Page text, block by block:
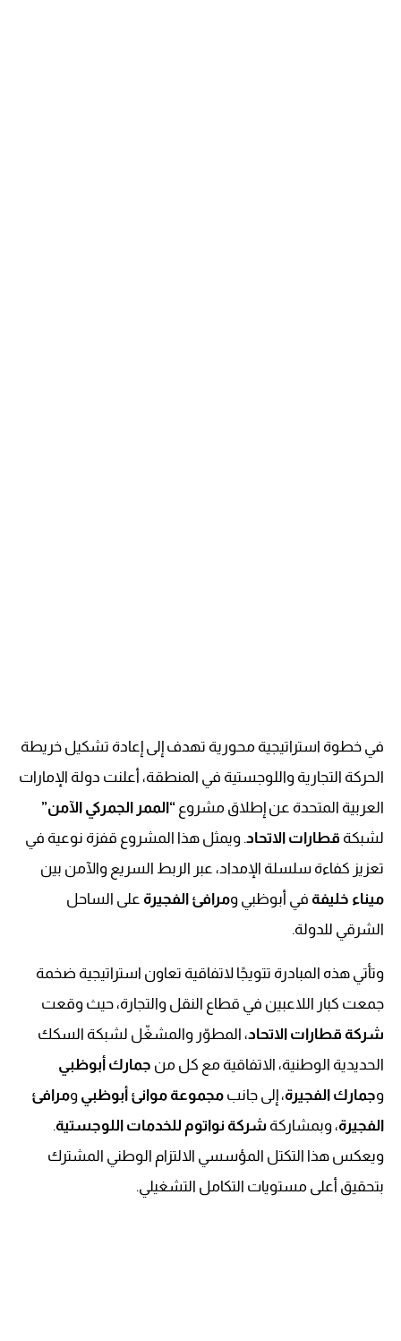
في خطوة استراتيجية محورية تهدف إلى إعادة تشكيل خريطة
الحركة التجارية واللوجستية في المنطقة، أعلنت دولة الإمارات
العربية المتحدة عن إطلاق مشروع “الممر الجمركي الآمن”
لشبكة قطارات الاتحاد. ويمثل هذا المشروع قفزة نوعية في
تعزيز كفاءة سلسلة الإمداد، عبر الربط السريع والآمن بين
ميناء خليفة في أبوظبي ومرافئ الفجيرة على الساحل
الشرقي للدولة.
وتأتي هذه المبادرة تتويجًا لاتفاقية تعاون استراتيجية ضخمة
جمعت كبار اللاعبين في قطاع النقل والتجارة، حيث وقعت
شركة قطارات الاتحاد، المطوّر والمشغّل لشبكة السكك
الحديدية الوطنية، الاتفاقية مع كل من جمارك أبوظبي
وجمارك الفجيرة، إلى جانب مجموعة موانئ أبوظبي ومرافئ
الفجيرة، وبمشاركة شركة نواتوم للخدمات اللوجستية.
ويعكس هذا التكتل المؤسسي الالتزام الوطني المشترك
بتحقيق أعلى مستويات التكامل التشغيلي.